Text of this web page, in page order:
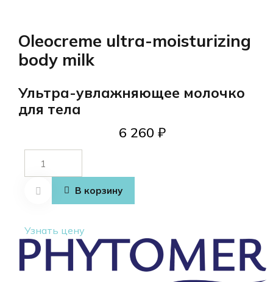
Oleocreme ultra-moisturizing
body milk
Ультра-увлажняющее молочко
для тела
6 260 ₽
Количество
товара
Oleocreme
body milk
В корзину
Узнать цену